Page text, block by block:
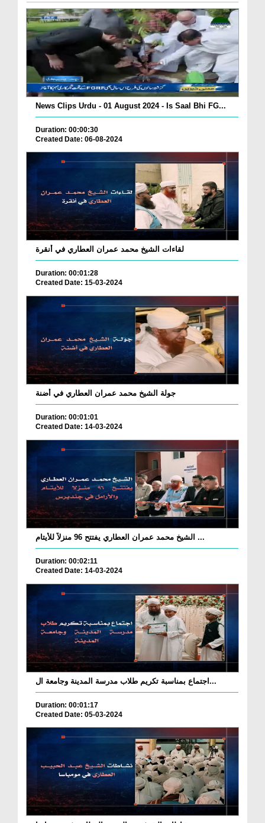
News Clips Urdu - 01 August 2024 - Is Saal Bhi FG...
Duration: 00:00:30
Created Date: 06-08-2024
لقاءات الشيخ محمد عمران العطاري في أنقرة
Duration: 00:01:28
Created Date: 15-03-2024
جولة الشيخ محمد عمران العطاري في أضنة
Duration: 00:01:01
Created Date: 14-03-2024
الشيخ محمد عمران العطاري يفتتح 96 منزلاً للأيتام ...
Duration: 00:02:11
Created Date: 14-03-2024
اجتماع بمناسبة تكريم طلاب مدرسة المدينة وجامعة ال...
Duration: 00:01:17
Created Date: 05-03-2024